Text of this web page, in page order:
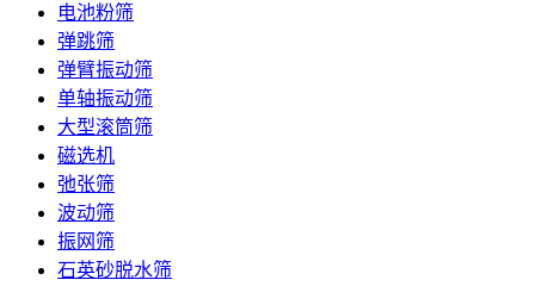
电池粉筛
弹跳筛
弹臂振动筛
单轴振动筛
大型滚筒筛
磁选机
弛张筛
波动筛
振网筛
石英砂脱水筛